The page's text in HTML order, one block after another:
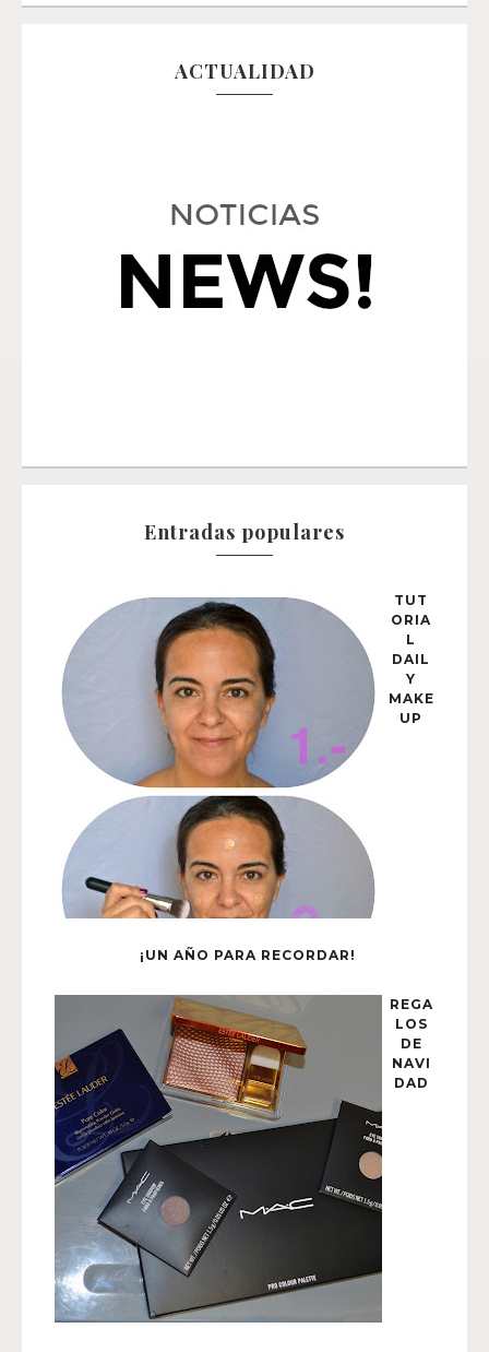
ACTUALIDAD
Entradas populares
TUT
ORIA
L
DAIL
Y
MAKE
UP
¡UN AÑO PARA RECORDAR!
REGA
LOS
DE
NAVI
DAD